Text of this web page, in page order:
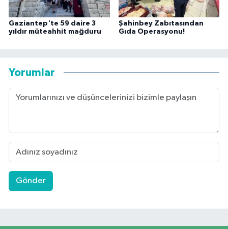
Gaziantep'te 59 daire 3
yıldır müteahhit mağduru
Şahinbey Zabıtasından
Gıda Operasyonu!
Yorumlar
Gönder